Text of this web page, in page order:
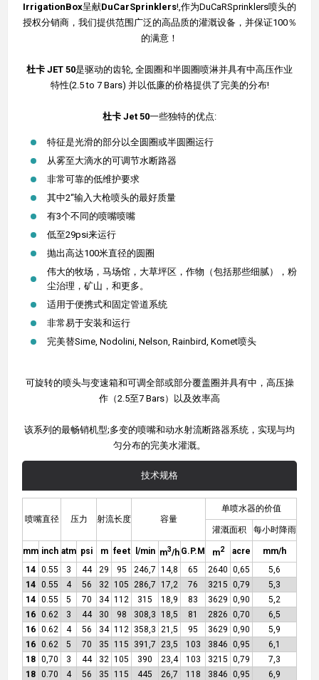
IrrigationBox呈献DuCarSprinklers!,作为DuCaRSprinklers喷头的
授权分销商，我们提供范围广泛的高品质的灌溉设备，并保证100％
的满意！
杜卡 JET 50是驱动的齿轮, 全圆圈和半圆圈喷淋并具有中高压作业
特性(2.5 to 7 Bars) 并以低廉的价格提供了完美的分布!
杜卡 Jet 50一些独特的优点:
特征是光滑的部分以全圆圈或半圆圈运行
从雾至大滴水的可调节水断路器
非常可靠的低维护要求
其中2“输入大枪喷头的最好质量
有3个不同的喷嘴喷嘴
低至29psi来运行
抛出高达100米直径的圆圈
伟大的牧场，马场馆，大草坪区，作物（包括那些细腻），粉
尘治理，矿山，和更多。
适用于便携式和固定管道系统
非常易于安装和运行
完美替Sime, Nodolini, Nelson, Rainbird, Komet喷头
可旋转的喷头与变速箱和可调全部或部分覆盖圈并具有中，高压操
作（2.5至7 Bars）以及效率高
该系列的最畅销机型;多变的喷嘴和动水射流断路器系统，实现与均
匀分布的完美水灌溉。
技术规格
喷嘴直径 压力 射流长度 容量
单喷水器的价值
灌溉面积 每小时降雨
mm inch atm psi m feet l/min m3/h G.P.M m2 acre
mm/h
14 0.55 3 44 29 95 246,7 14,8 65 2640 0,65
5,6
14 0.55 4 56 32 105 286,7 17,2 76 3215 0,79
5,3
14 0.55 5 70 34 112 315 18,9 83 3629 0,90
5,2
16 0.62 3 44 30 98 308,3 18,5 81 2826 0,70
6,5
16 0.62 4 56 34 112 358,3 21,5 95 3629 0,90
5,9
16 0.62 5 70 35 115 391,7 23,5 103 3846 0,95
6,1
18 0,70 3 44 32 105 390 23,4 103 3215 0,79
7,3
18 0.70 4 56 35 115 445 26,7 118 3846 0,95
6,9